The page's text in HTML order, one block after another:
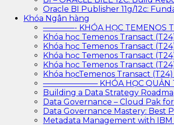
Oracle BI Publisher 11g/12c:
Khóa Ngân hàng
————- KHÓA HỌC TEMENOS
Khóa học Temenos Transact
Khóa học Temenos Transact
Khóa học Temenos Transact
Khóa học Temenos Transact
Khóa họcTemenos Transact
——————— KHÓA HỌC
Building a Data Strategy
Data Governance – Cloud Pak
Data Governance Mastery: Best
Metadata Management with